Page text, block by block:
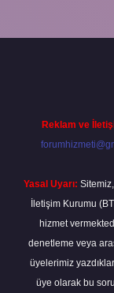
Reklam ve
Yasal Uyarı:
İletişim Kurumu
hizmet
denetleme veya
üyelerimiz
üye olarak bu